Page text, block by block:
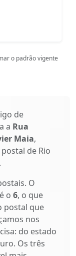
o padrão vigente
de
a Rua
Maia,
de Rio
O
é o 6, o que
postal que
nos
do estado
Os três